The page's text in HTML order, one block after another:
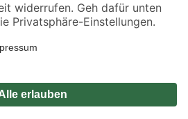
MwSt.. Die dargestellten Angebote sind unter
Die angegebenen Verfügbarkeiten beziehen
gilt nicht für Artikel mit Speditionsversand, hier
Impressum
Vertrag widerrufen